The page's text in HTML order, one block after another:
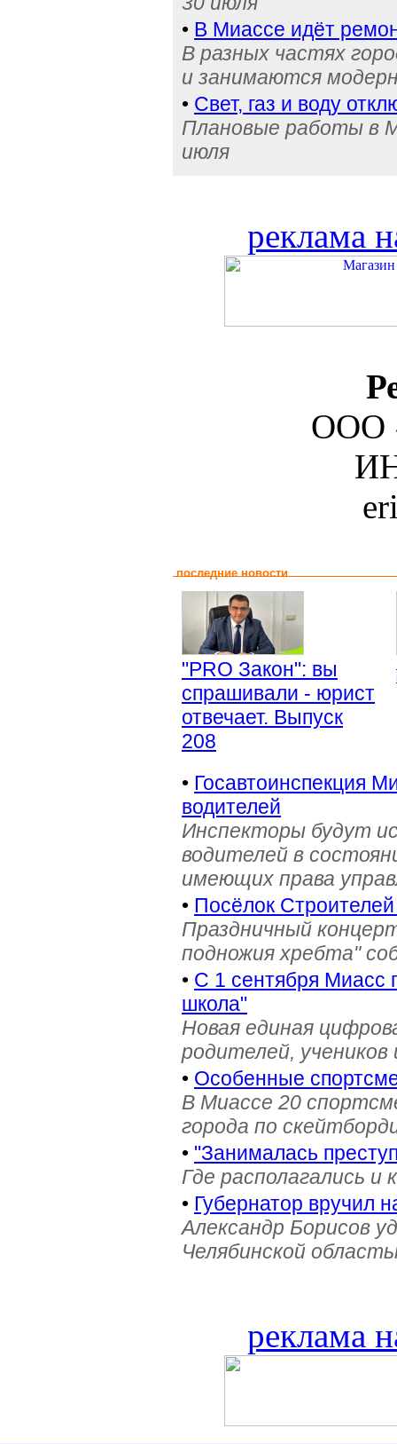
• В Миассе идёт
В разных частях
и занимаются
• Свет, газ и воду
Плановые работы в
июля
реклама
ООО
последние новости
"PRO Закон": вы
спрашивали - юрист
отвечает. Выпуск
208
• Госавтоинспекция
водителей
Инспекторы будут
водителей в
имеющих права
• Посёлок
Праздничный
подножия хребта"
• С 1 сентября Миасс
школа"
Новая единая
родителей, учеников
• Особенные
В Миассе 20
города по
• "Занималась
Где располагались и
• Губернатор вручил
Александр Борисов
Челябинской
реклама